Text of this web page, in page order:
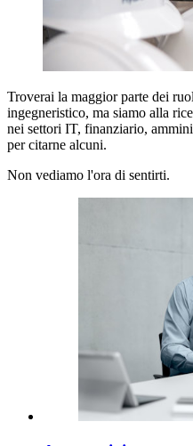
Troverai la maggior parte dei
ingegneristico, ma siamo alla
nei settori IT, finanziario,
per citarne alcuni.
Non vediamo l'ora di sentirti.